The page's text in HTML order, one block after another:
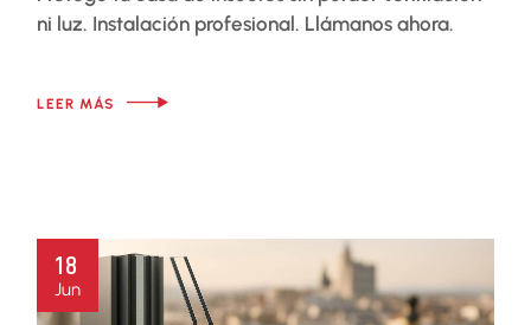
ni luz. Instalación profesional. Llámanos ahora.
LEER MÁS
18
Jun